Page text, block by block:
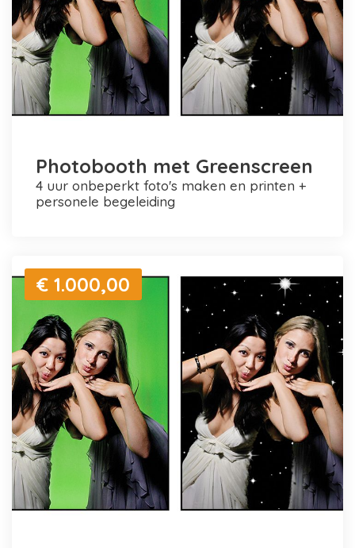
Photobooth met Greenscreen
4 uur onbeperkt foto's maken en printen +
personele begeleiding
€ 1.000,00